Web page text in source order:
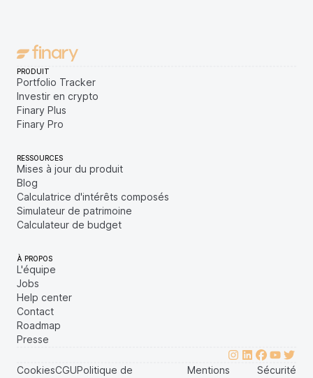
PRODUIT
Portfolio Tracker
Investir en crypto
Finary Plus
Finary Pro
RESSOURCES
Mises à jour du produit
Blog
Calculatrice d'intérêts composés
Simulateur de patrimoine
Calculateur de budget
À PROPOS
L'équipe
Jobs
Help center
Contact
Roadmap
Presse
CookiesCGUPolitique de Mentions Sécurité